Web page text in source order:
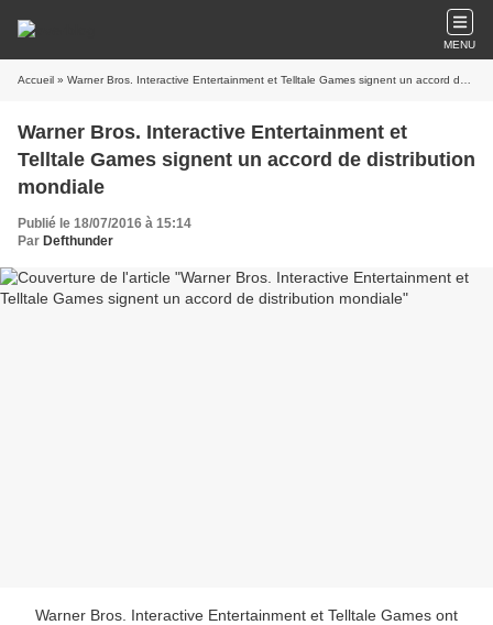
MENU
Accueil
Warner Bros. Interactive Entertainment et
Telltale Games signent un accord de distribution
Publié le 18/07/2016 à 15:14
Par Defthunder
Warner Bros. Interactive Entertainment et Telltale Games ont